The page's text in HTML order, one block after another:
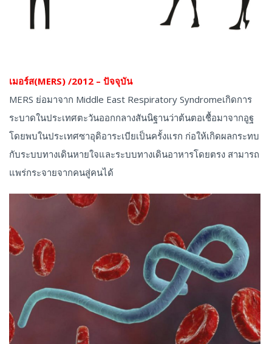
เมอร์ส(MERS) /2012 – ปัจจุบัน
MERS ย่อมาจาก Middle East Respiratory Syndromeเกิดการ
ระบาดในประเทศตะวันออกกลางสันนิฐานว่าต้นตอเชื้อมาจากอูฐ
โดยพบในประเทศซาอุดิอาระเบียเป็นครั้งแรก ก่อให้เกิดผลกระทบ
กับระบบทางเดินหายใจและระบบทางเดินอาหารโดยตรง สามารถ
แพร่กระจายจากคนสู่คนได้